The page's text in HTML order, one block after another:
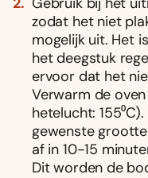
zodat het niet
mogelijk uit. Het
het deegstuk
ervoor dat het
Verwarm de
hetelucht:
gewenste
af in 10-15
Dit worden de